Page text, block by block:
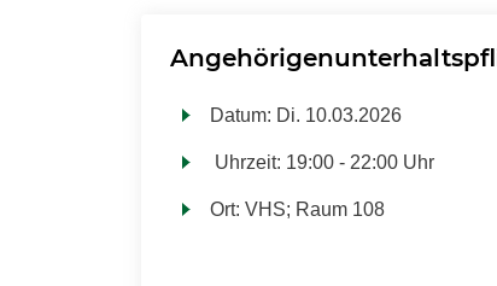
Datum: Di. 10.03.2026
Uhrzeit: 19:00 - 22:00 Uhr
Ort: VHS; Raum 108